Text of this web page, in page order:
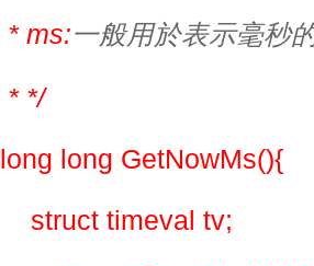
* ms:一般用於表示毫秒
* */
long long GetNowMs(){
struct timeval tv;